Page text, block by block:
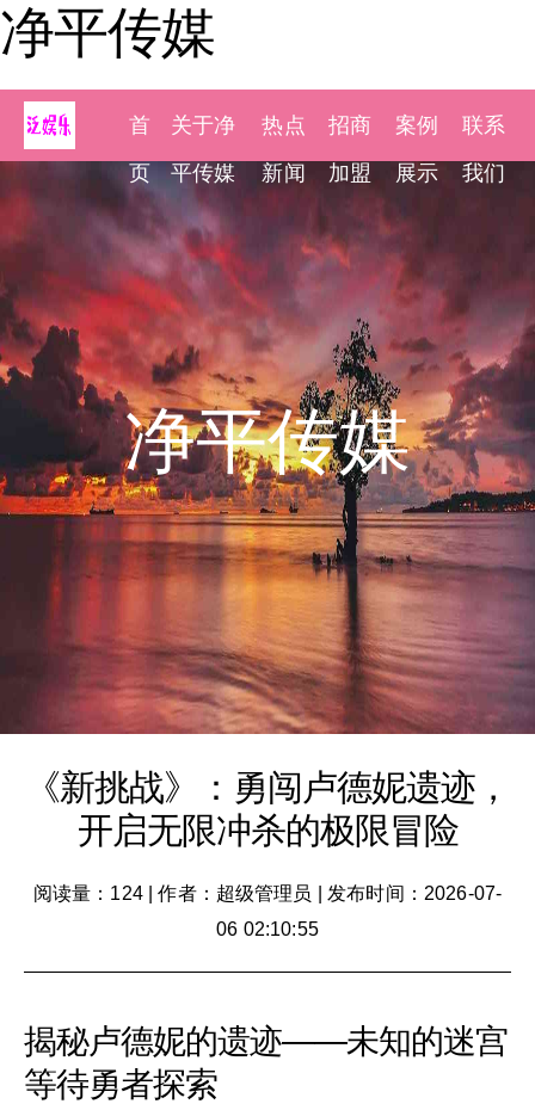
净平传媒
首
页
关于净
平传媒
热点
新闻
招商
加盟
案例
展示
联系
我们
净平传媒
《新挑战》：勇闯卢德妮遗迹，
开启无限冲杀的极限冒险
阅读量：124|作者：超级管理员
发布时间：2026-07-
06 02:10:55
揭秘卢德妮的遗迹——未知的迷宫
等待勇者探索